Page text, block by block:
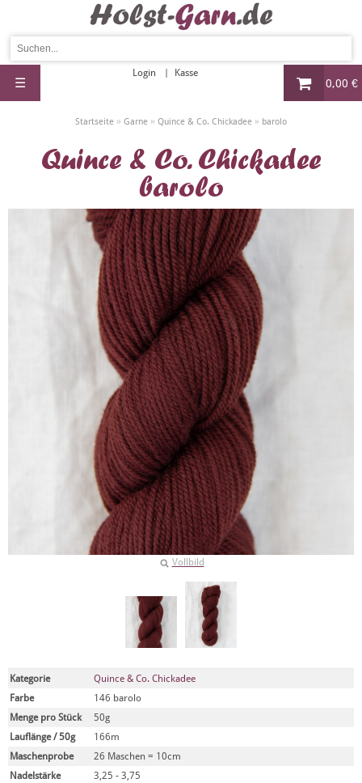
0,00 €
Login Kasse
☰
Startseite » Garne » Quince & Co. Chickadee » barolo
Quince & Co. Chickadee
barolo
Vollbild
Kategorie
Quince & Co. Chickadee
Farbe
146 barolo
Menge pro Stück
50g
Lauflänge / 50g
166m
Maschenprobe
26 Maschen = 10cm
Nadelstärke
3,25 - 3,75